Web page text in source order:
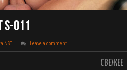
011
NST Leave a comment
СВЕЖЕЕ